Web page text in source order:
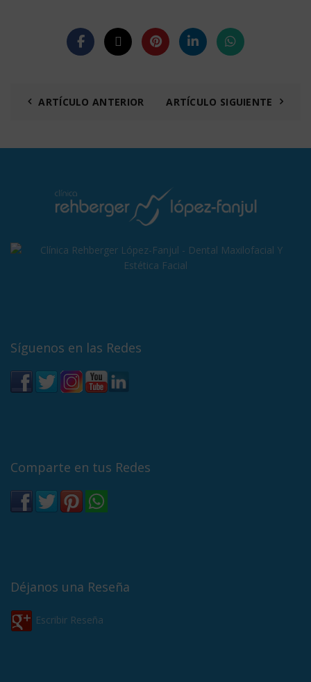
ARTÍCULO ANTERIOR ARTÍCULO SIGUIENTE
Síguenos en las Redes
Comparte en tus Redes
Déjanos una Reseña
Escribir Reseña